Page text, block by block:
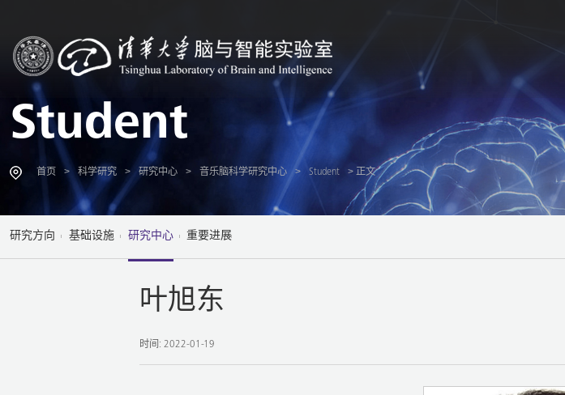
Student
首页 > 科学研究 > 研究中心 > 音乐脑科学研究中心 > Student > 正文
研究方向 基础设施 研究中心 重要进展
叶旭东
时间: 2022-01-19